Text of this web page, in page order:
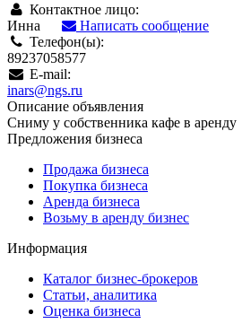
Контактное лицо:
Инна
Написать сообщение
Телефон(ы):
89237058577
E-mail:
inars@ngs.ru
Описание объявления
Сниму у собственника кафе в аренду
Предложения бизнеса
Продажа бизнеса
Покупка бизнеса
Аренда бизнеса
Возьму в аренду бизнес
Информация
Каталог бизнес-брокеров
Статьи, аналитика
Оценка бизнеса